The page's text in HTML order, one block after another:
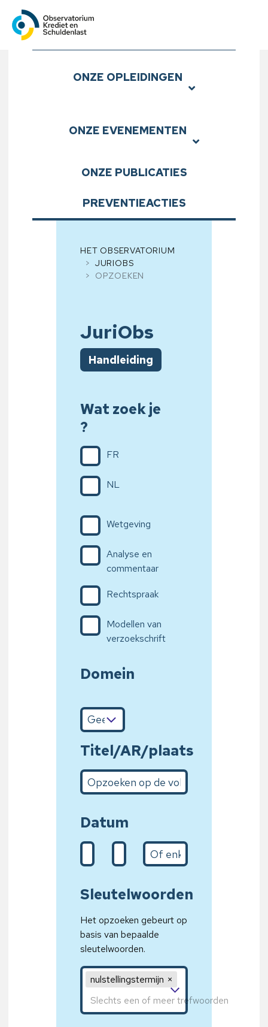
Observatorium Krediet en
Submenu
ONZE OPLEIDINGEN
ONZE EVENEMENTEN
ONZE PUBLICATIES
PREVENTIEACTIES
HET OBSERVATORIUM
JURIOBS
OPZOEKEN
JuriObs
Handleiding
Wat zoek je
?
FR
NL
Wetgeving
Analyse en
commentaar
Rechtspraak
Modellen van
verzoekschrift
Domein
Titel/AR/plaats
Opzoeken op de volledige titel of bepaalde
Datum
De (d/m/Y)Naar (31/01/2020)
Het jaar
Sleutelwoorden
Het opzoeken gebeurt op
basis van bepaalde
sleutelwoorden.
Sleutelwoord 1, sleutelwoord 2, sleutelwoord
nulstellingstermijn